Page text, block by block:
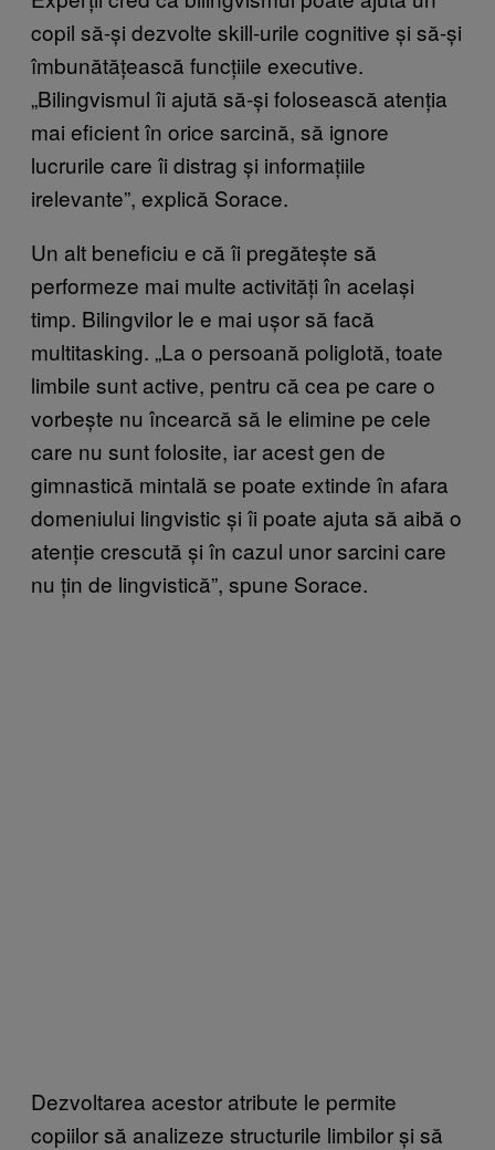
copil să-și dezvolte skill-urile cognitive și să-și
îmbunătățească funcțiile executive.
„Bilingvismul îi ajută să-și folosească atenția
mai eficient în orice sarcină, să ignore
lucrurile care îi distrag și informațiile
irelevante”, explică Sorace.
Un alt beneficiu e că îi pregătește să
performeze mai multe activități în același
timp. Bilingvilor le e mai ușor să facă
multitasking. „La o persoană poliglotă, toate
limbile sunt active, pentru că cea pe care o
vorbește nu încearcă să le elimine pe cele
care nu sunt folosite, iar acest gen de
gimnastică mintală se poate extinde în afara
domeniului lingvistic și îi poate ajuta să aibă o
atenție crescută și în cazul unor sarcini care
nu țin de lingvistică”, spune Sorace.
Dezvoltarea acestor atribute le permite
copiilor să analizeze structurile limbilor și să